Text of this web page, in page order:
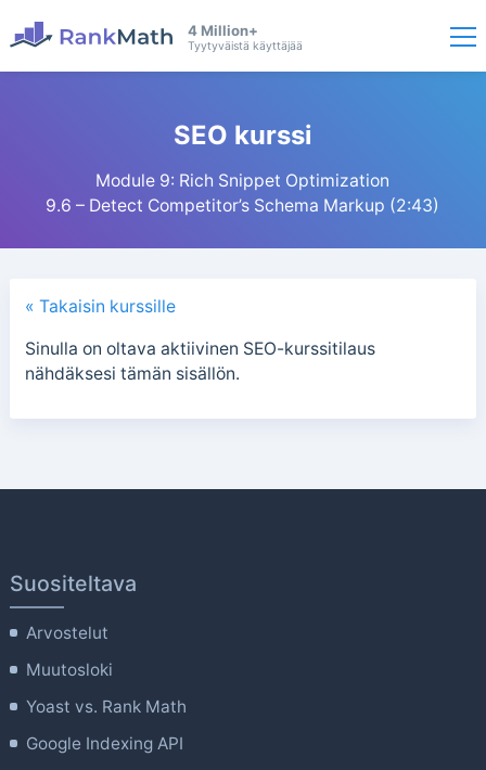
4 Million+
Tyytyväistä käyttäjää
SEO kurssi
Module 9: Rich Snippet Optimization
9.6 – Detect Competitor’s Schema Markup (2:43)
« Takaisin kurssille
Sinulla on oltava aktiivinen SEO-kurssitilaus
nähdäksesi tämän sisällön.
Suositeltava
Arvostelut
Muutosloki
Yoast vs. Rank Math
Google Indexing API